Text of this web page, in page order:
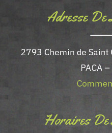
Adresse
2793 Chemin de
PACA
Horaires